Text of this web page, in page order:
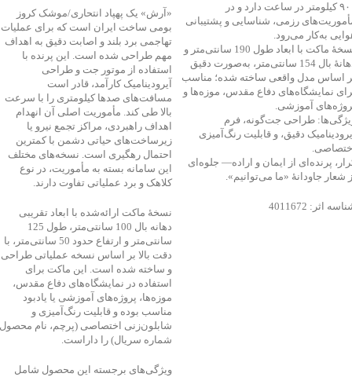
۹۰۰ کیلومتر در ساعت دارد و در
رزمی، شناسایی و پشتیبانی
به‌کار می‌رود.
نسخهٔ ماکت با ابعاد طول 190 سانتی‌متر و
دهانهٔ بال 154 سانتی‌متر، به‌صورت دقیق
اساس مدل واقعی ساخته شده؛ مناسب
نمایشگاه‌های دفاع مقدس، موزه‌ها و
آموزشی.
طراحی جت‌گونه، فرم
دقیق، و قابلیت رنگ‌آمیزی
پرنده‌ای از ایمان و اراده— جلوه‌ای
شعار جاودانۀ «ما می‌توانیم».
اثر: 4011672
«آرش» یک پهپاد انتحاری/موشک کروز
بومی ساخت ایران است که برای عملیات
تهاجمی برد بلند و اصابت دقیق به اهداف
مهم طراحی شده است. این پرنده با
استفاده از موتور جت و طراحی
آیرودینامیک کارآمد، قادر است
مسافت‌های صدها کیلومتری را با سرعت
بالا طی کند. مأموریت اصلی آن انهدام
اهداف راهبردی، مراکز تجمع نیرو یا
زیرساخت‌های حیاتی دشمن با کمترین
احتمال رهگیری است. نسخه‌های مختلف
این سامانه بسته به مأموریت، در نوع
کلاهک و برد عملیاتی تفاوت دارند.
نسخهٔ ماکت ارائه‌شده با ابعاد تقریبی
دهانه بال 100 سانتی‌متر، طول 125
سانتی‌متر و ارتفاع حدود 50 سانتی‌متر، با
دقت بالا بر اساس نسخه عملیاتی طراحی
و ساخته شده است. این ماکت برای
استفاده در نمایشگاه‌های دفاع مقدس،
موزه‌ها، پروژه‌های آموزشی یا یادبود
مناسب بوده و قابلیت رنگ‌آمیزی و
شابلون‌زنی اختصاصی (پرچم، نام
شماره سریال) را داراست.
ویژگی‌های برجسته این محصول شامل